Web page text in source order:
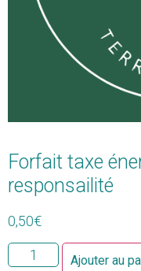
Forfait taxe
responsailité
0,50€
Ajouter au